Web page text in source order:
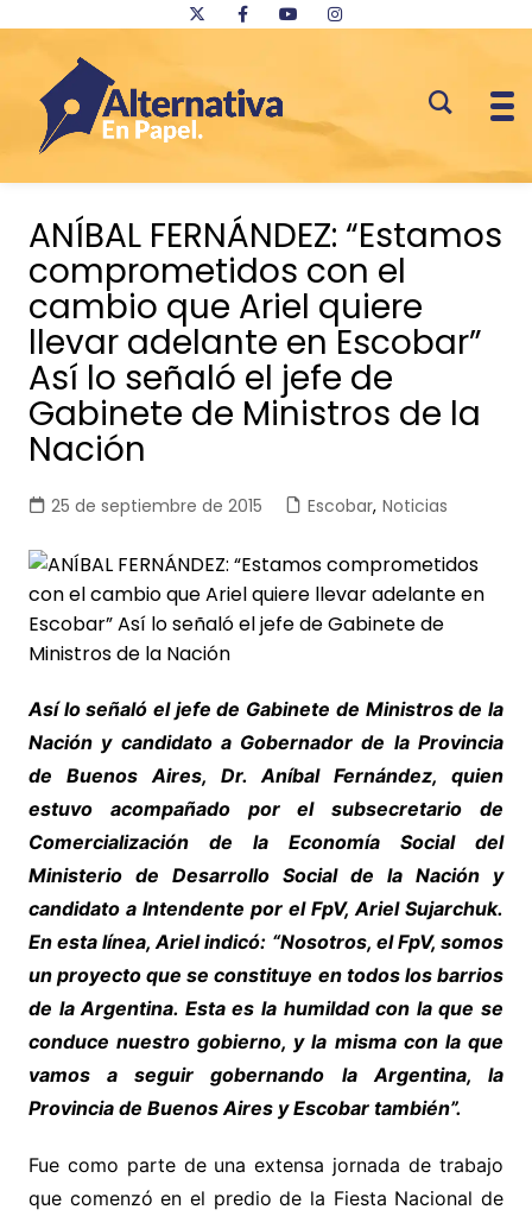
contenido
ANÍBAL FERNÁNDEZ: “Estamos
comprometidos con el
cambio que Ariel quiere
llevar adelante en Escobar”
Así lo señaló el jefe de
Gabinete de Ministros de la
Nación
25 de septiembre de 2015 Escobar, Noticias
Así lo señaló el jefe de Gabinete de Ministros de la
Nación y candidato a Gobernador de la Provincia
de Buenos Aires, Dr. Aníbal Fernández, quien
estuvo acompañado por el subsecretario de
Comercialización de la Economía Social del
Ministerio de Desarrollo Social de la Nación y
candidato a Intendente por el FpV, Ariel Sujarchuk.
En esta línea, Ariel indicó: “Nosotros, el FpV, somos
un proyecto que se constituye en todos los barrios
de la Argentina. Esta es la humildad con la que se
conduce nuestro gobierno, y la misma con la que
vamos a seguir gobernando la Argentina, la
Provincia de Buenos Aires y Escobar también”.
Fue como parte de una extensa jornada de trabajo
que comenzó en el predio de la Fiesta Nacional de